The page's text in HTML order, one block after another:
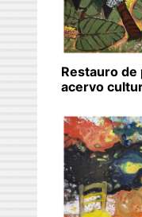
Restauro
acervo